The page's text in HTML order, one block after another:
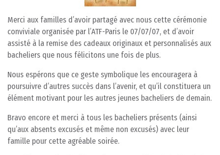
Merci aux familles d’avoir partagé avec nous cette cérémonie
conviviale organisée par l’ATF-Paris le 07/07/07, et d’avoir
assisté à la remise des cadeaux originaux et personnalisés aux
bacheliers que nous félicitons une fois de plus.
Nous espérons que ce geste symbolique les encouragera à
poursuivre d’autres succès dans l’avenir, et qu’il constituera un
élément motivant pour les autres jeunes bacheliers de demain.
Bravo encore et merci à tous les bacheliers présents (ainsi
qu’aux absents excusés et même non excusés) avec leur
famille pour cette agréable soirée.